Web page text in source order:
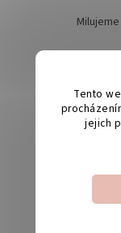
Tento
jejich
Kvalita
Výroba